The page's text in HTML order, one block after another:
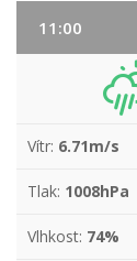
11:00
Vítr: 6.71m/s
Tlak: 1008hPa
Vlhkost: 74%